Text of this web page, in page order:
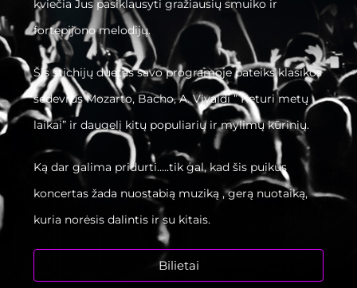
kviečia Jus pasiklausyti gražiausių smuiko ir
fortepijono melodijų.
Šis stichijų duetas savo programoje pateiks klasikos
šedevrus Mozarto, Bacho, A. Vivaldi ” Keturi metų
laikai” ir daugelį kitų populiarių ir mylimų kūrinių.
Ką dar galima pridurti…..tik gal, kad šis puikus
koncertas žada nuostabią muziką , gerą nuotaiką,
kuria norėsis dalintis ir su kitais.
Bilietai